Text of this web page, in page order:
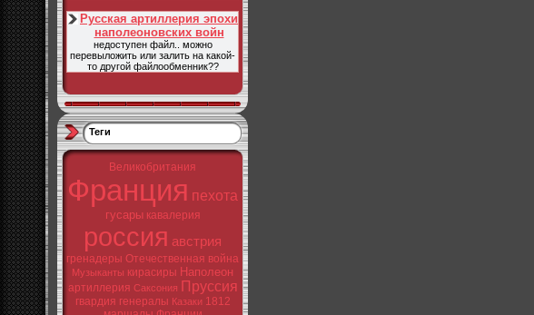
Русская артиллерия эпохи
наполеоновских войн
недоступен файл.. можно
перевыложить или залить на какой-
то другой файлообменник??
Теги
Великобритания
Франция пехота
гусары кавалерия
россия австрия
гренадеры Отечественная война
Музыканты кирасиры Наполеон
артиллерия Саксония Пруссия
гвардия генералы Казаки 1812